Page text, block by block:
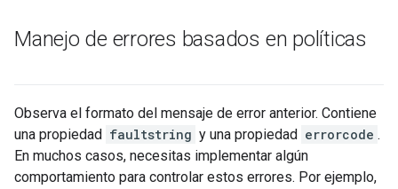
Manejo de errores basados en políticas
Observa el formato del mensaje de error anterior. Contiene
una propiedad faultstring y una propiedad errorcode .
En muchos casos, necesitas implementar algún
comportamiento para controlar estos errores. Por ejemplo,